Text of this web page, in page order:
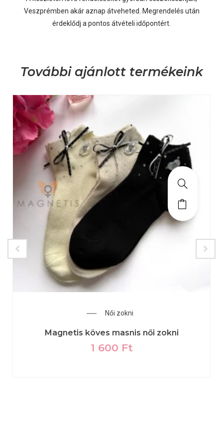
Veszprémben akár aznap átveheted. Megrendelés után
érdeklődj a pontos átvételi időpontért.
További ajánlott termékeink
Női zokni
Magnetis köves masnis női zokni
1 600 Ft